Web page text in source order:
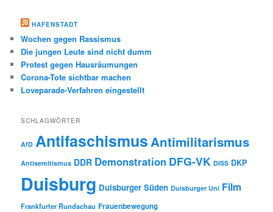
HAFENSTADT
Wochen gegen Rassismus
Die jungen Leute sind nicht dumm
Protest gegen Hausräumungen
Corona-Tote sichtbar machen
Loveparade-Verfahren eingestellt
SCHLAGWÖRTER
AfD Antifaschismus Antimilitarismus
Antisemitismus DDR Demonstration DFG-VK DISS DKP
Duisburg Duisburger Süden Duisburger Uni Film
Frankfurter Rundschau Frauenbewegung